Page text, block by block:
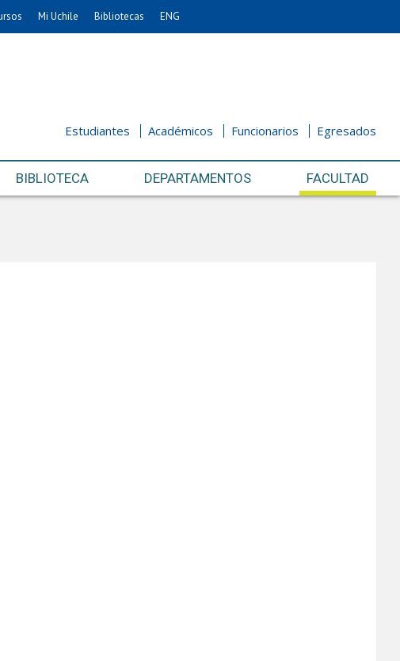
Mi Uchile Bibliotecas ENG
Estudiantes Académicos Funcionarios Egresados
BIBLIOTECA DEPARTAMENTOS FACULTAD